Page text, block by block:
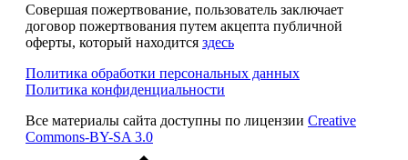
Совершая пожертвование, пользователь заключает
договор пожертвования путем акцепта публичной
оферты, который находится здесь
Политика обработки персональных данных
Политика конфиденциальности
Все материалы сайта доступны по лицензии Creative
Commons-BY-SA 3.0